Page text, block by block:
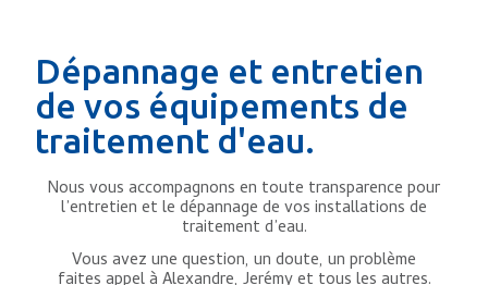
Dépannage et entretien
de vos équipements de
traitement d'eau.
Nous vous accompagnons en toute transparence pour
l’entretien et le dépannage de vos installations de
traitement d’eau.
Vous avez une question, un doute, un problème